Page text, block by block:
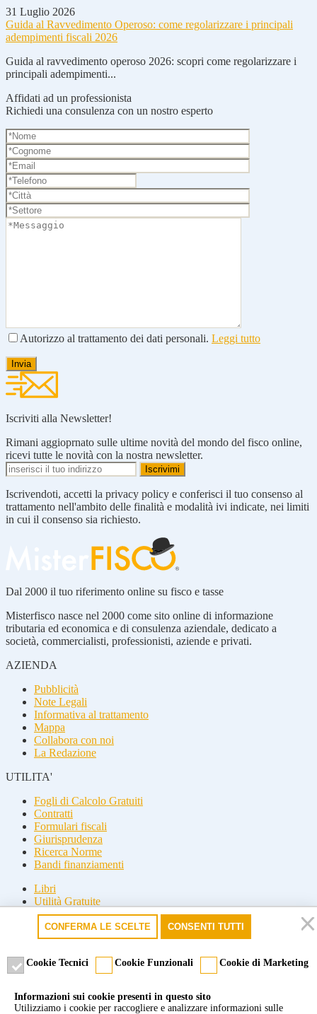
31 Luglio 2026
Guida al Ravvedimento Operoso: come regolarizzare i principali
adempimenti fiscali 2026
Guida al ravvedimento operoso 2026: scopri come regolarizzare i
principali adempimenti...
Affidati ad un professionista
Richiedi una consulenza con un nostro esperto
Autorizzo al trattamento dei dati personali. Leggi tutto
Iscriviti alla Newsletter!
Rimani aggioprnato sulle ultime novità del mondo del fisco online,
ricevi tutte le novità con la nostra newsletter.
Iscrivendoti, accetti la privacy policy e conferisci il tuo consenso al
trattamento nell'ambito delle finalità e modalità ivi indicate, nei limiti
in cui il consenso sia richiesto.
Dal 2000 il tuo riferimento online su fisco e tasse
Misterfisco nasce nel 2000 come sito online di informazione
tributaria ed economica e di consulenza aziendale, dedicato a
società, commercialisti, professionisti, aziende e privati.
AZIENDA
Pubblicità
Note Legali
Informativa al trattamento
Mappa
Collabora con noi
La Redazione
UTILITA'
Fogli di Calcolo Gratuiti
Contratti
Formulari fiscali
Giurisprudenza
Ricerca Norme
Bandi finanziamenti
Libri
Utilità Gratuite
Guide fiscali
Seguici
Seguici
riproduzione parziale.
Marchio registrato dello Studio Commercialista Di Michele di Roma
CONFERMA LE SCELTE CONSENTI TUTTI
Cookie Tecnici Cookie Funzionali Cookie di Marketing
Informazioni sui cookie presenti in questo sito
Utilizziamo i cookie per raccogliere e analizzare informazioni sulle